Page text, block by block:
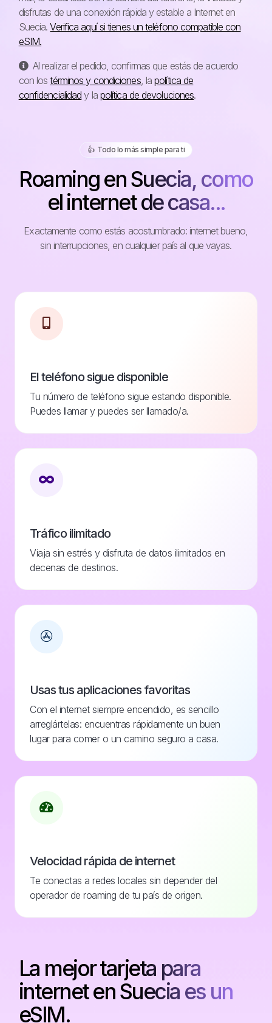
disfrutas de una conexión rápida y estable a Internet en
Suecia.Verifica aquí si tienes un teléfono compatible con
eSIM.
Al realizar el pedido, confirmas que estás de acuerdo
con lostérminos y condiciones, lapolítica de
confidencialidad y la política de devoluciones.
👍️ Todo lo más simple para ti
Roaming en Suecia, como
el internet de casa...
Exactamente como estás acostumbrado: internet bueno,
sin interrupciones, en cualquier país al que vayas.
El teléfono sigue disponible
Tu número de teléfono sigue estando disponible.
Puedes llamar y puedes ser llamado/a.
Tráfico ilimitado
Viaja sin estrés y disfruta de datos ilimitados en
decenas de destinos.
Usas tus aplicaciones favoritas
Con el internet siempre encendido, es sencillo
arreglártelas: encuentras rápidamente un buen
lugar para comer o un camino seguro a casa.
Velocidad rápida de internet
Te conectas a redes locales sin depender del
operador de roaming de tu país de origen.
La mejor tarjeta para
internet en Suecia es un
eSIM.